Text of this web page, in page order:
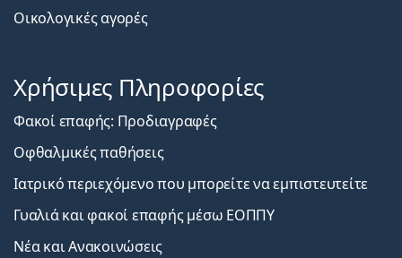
Οικολογικές αγορές
Χρήσιμες Πληροφορίες
Φακοί επαφής: Προδιαγραφές
Οφθαλμικές παθήσεις
Ιατρικό περιεχόμενο που μπορείτε να εμπιστευτείτε
Γυαλιά και φακοί επαφής μέσω ΕΟΠΠΥ
Νέα και Ανακοινώσεις